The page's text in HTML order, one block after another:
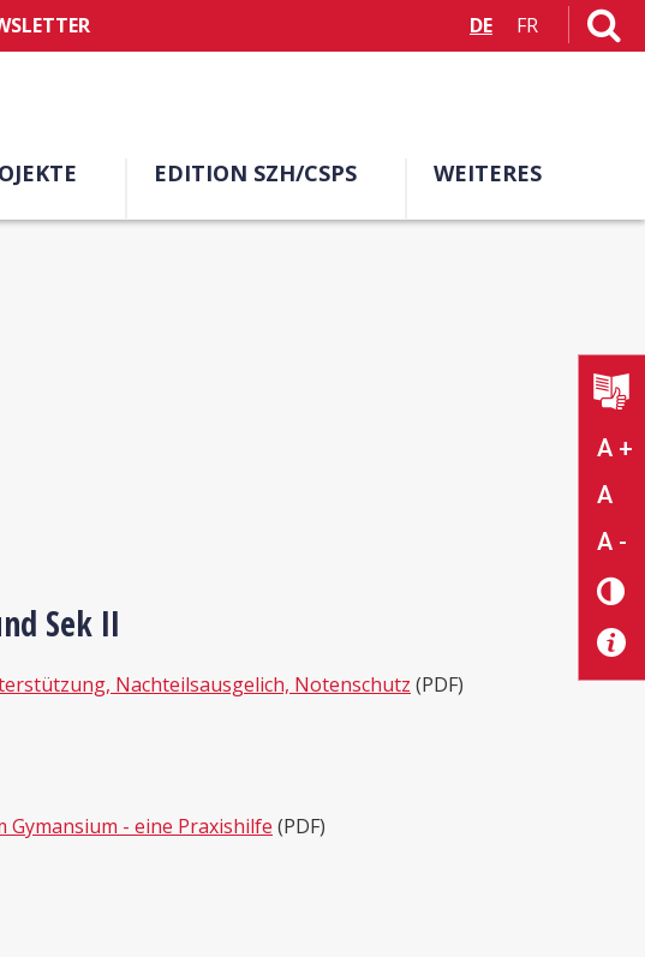
DE FR
EDITION SZH/CSPS WEITERES
A +
A
A -
Sek II
Nachteilsausgelich, Notenschutz (PDF)
Gymansium - eine Praxishilfe (PDF)